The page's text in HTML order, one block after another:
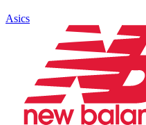
Asics